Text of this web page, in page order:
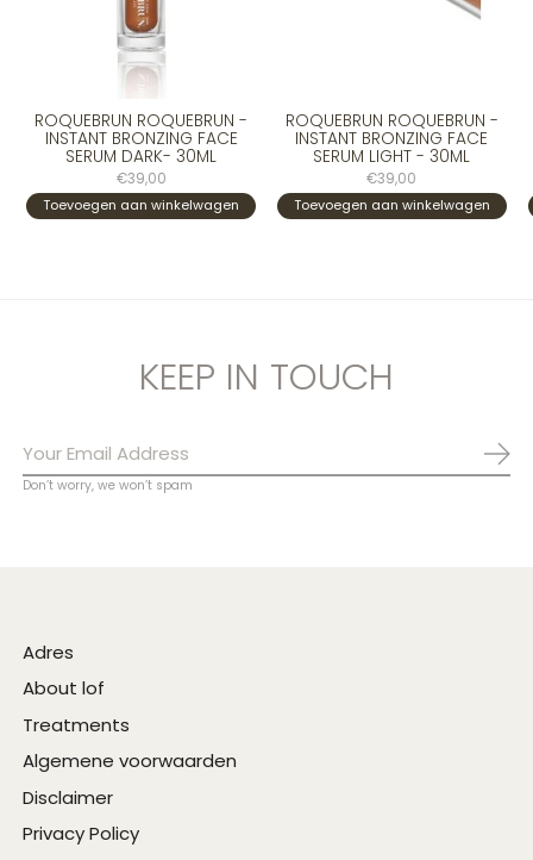
ROQUEBRUN ROQUEBRUN -
INSTANT BRONZING FACE
SERUM DARK- 30ML
€39,00
Toevoegen aan winkelwagen
ROQUEBRUN ROQUEBRUN -
INSTANT BRONZING FACE
SERUM LIGHT - 30ML
€39,00
Toevoegen aan winkelwagen
KEEP IN TOUCH
Don’t worry, we won’t spam
Adres
About lof
Treatments
Algemene voorwaarden
Disclaimer
Privacy Policy